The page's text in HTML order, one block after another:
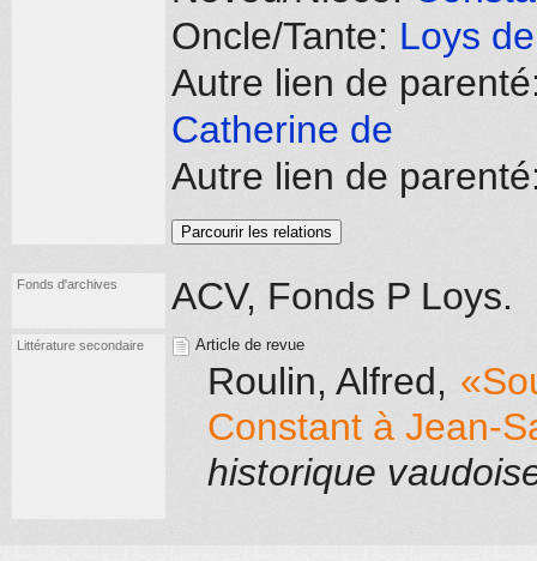
Oncle/Tante: Loys
Autre lien de
Catherine de
Autre lien de
Parcourir les relations
Fonds d'archives ACV, Fonds P Loys.
Littérature secondaire Article de revue
Roulin, Alfred,
Constant à Jean-
historique